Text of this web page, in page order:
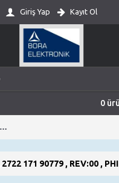
Giriş Yap Kayıt Ol
0
FSP163-4FS02 , 2722 171